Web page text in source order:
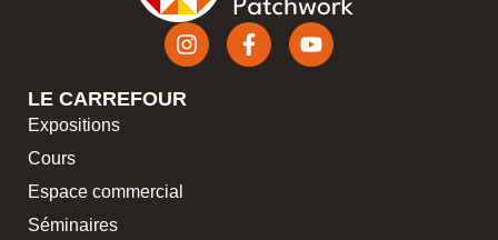
LE CARREFOUR
Expositions
Cours
Espace commercial
Séminaires